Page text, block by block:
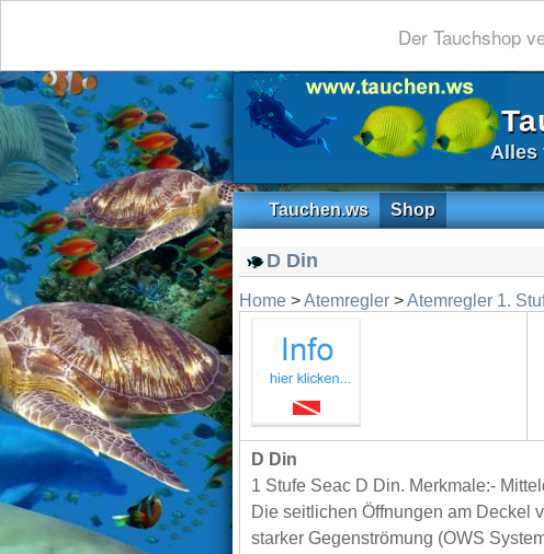
Der Tauchshop
Alles
Tauchen.ws Shop
D Din
Home >Atemregler >Atemregler 1.
D Din
1 Stufe Seac D Din. Merkmale:-
Die seitlichen Öffnungen am Deckel
starker Gegenströmung (OWS